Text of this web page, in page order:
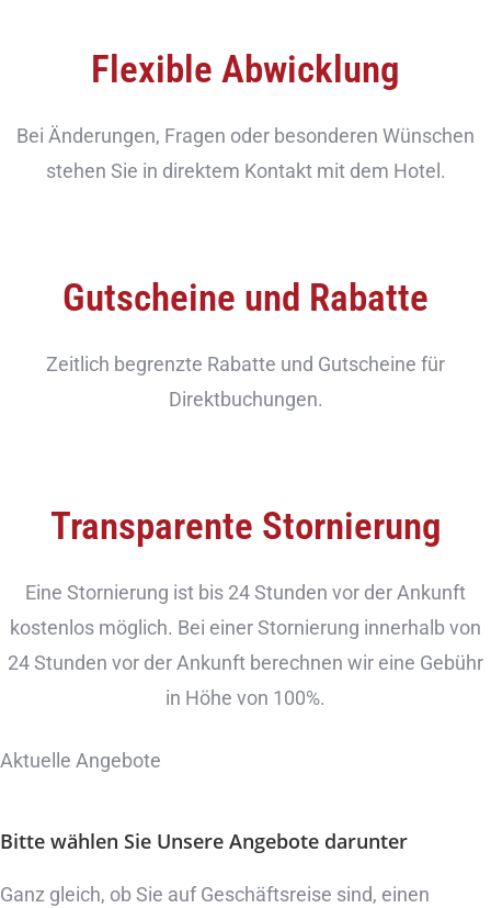
Flexible Abwicklung
Bei Änderungen, Fragen oder besonderen Wünschen
stehen Sie in direktem Kontakt mit dem Hotel.
Gutscheine und Rabatte
Zeitlich begrenzte Rabatte und Gutscheine für
Direktbuchungen.
Transparente Stornierung
Eine Stornierung ist bis 24 Stunden vor der Ankunft
kostenlos möglich. Bei einer Stornierung innerhalb von
24 Stunden vor der Ankunft berechnen wir eine Gebühr
in Höhe von 100%.
Aktuelle Angebote
Bitte wählen Sie Unsere Angebote darunter
Ganz gleich, ob Sie auf Geschäftsreise sind, einen